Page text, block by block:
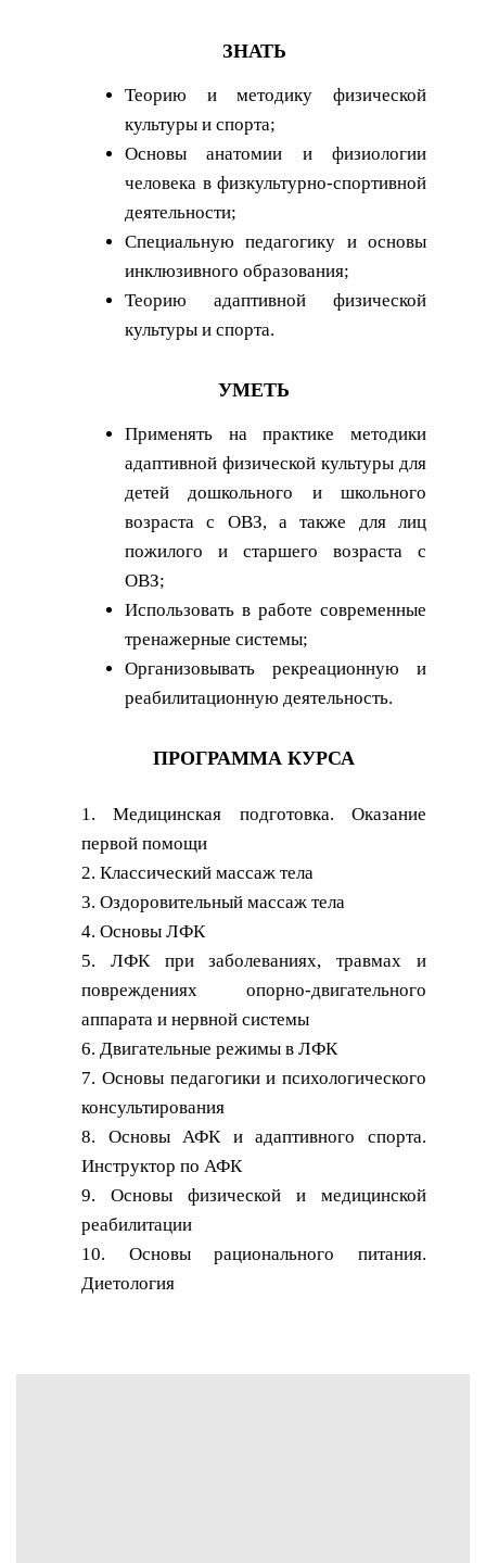
ЗНАТЬ
Теорию и методику физической
культуры и спорта;
Основы анатомии и физиологии
человека в физкультурно-спортивной
деятельности;
Специальную педагогику и основы
инклюзивного образования;
Теорию адаптивной физической
культуры и спорта.
УМЕТЬ
Применять на практике методики
адаптивной физической культуры для
детей дошкольного и школьного
возраста с ОВЗ, а также для лиц
пожилого и старшего возраста с
ОВЗ;
Использовать в работе современные
тренажерные системы;
Организовывать рекреационную и
реабилитационную деятельность.
ПРОГРАММА КУРСА
1. Медицинская подготовка. Оказание
первой помощи
2. Классический массаж тела
3. Оздоровительный массаж тела
4. Основы ЛФК
5. ЛФК при заболеваниях, травмах и
повреждениях опорно-двигательного
аппарата и нервной системы
6. Двигательные режимы в ЛФК
7. Основы педагогики и психологического
консультирования
8. Основы АФК и адаптивного спорта.
Инструктор по АФК
9. Основы физической и медицинской
реабилитации
10. Основы рационального питания.
Диетология